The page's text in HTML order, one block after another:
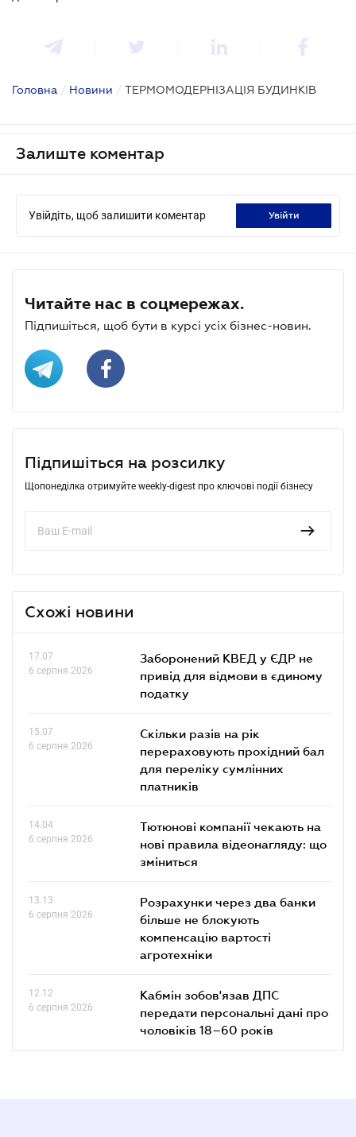
Головна / Новини / ТЕРМОМОДЕРНІЗАЦІЯ БУДИНКІВ
Залиште коментар
Увійдіть, щоб залишити коментар увійти
Читайте нас в соцмережах.
Підпишіться, щоб бути в курсі усіх бізнес-новин.
Підпишіться на розсилку
Щопонеділка отримуйте weekly-digest про ключові події бізнесу
Схожі новини
17.07
6 серпня 2026
Заборонений КВЕД у ЄДР не
привід для відмови в єдиному
податку
15.07
6 серпня 2026
Скільки разів на рік
перераховують прохідний бал
для переліку сумлінних
платників
14.04
6 серпня 2026
Тютюнові компанії чекають на
нові правила відеонагляду: що
зміниться
13.13
6 серпня 2026
Розрахунки через два банки
більше не блокують
компенсацію вартості
агротехніки
12.12
6 серпня 2026
Кабмін зобов'язав ДПС
передати персональні дані про
чоловіків 18–60 років